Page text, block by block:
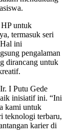
untuk
termasuk seri
ini
pengalaman
dirancang untuk
I Putu Gede
inisiatif ini. “Ini
kami untuk
teknologi terbaru,
karier di